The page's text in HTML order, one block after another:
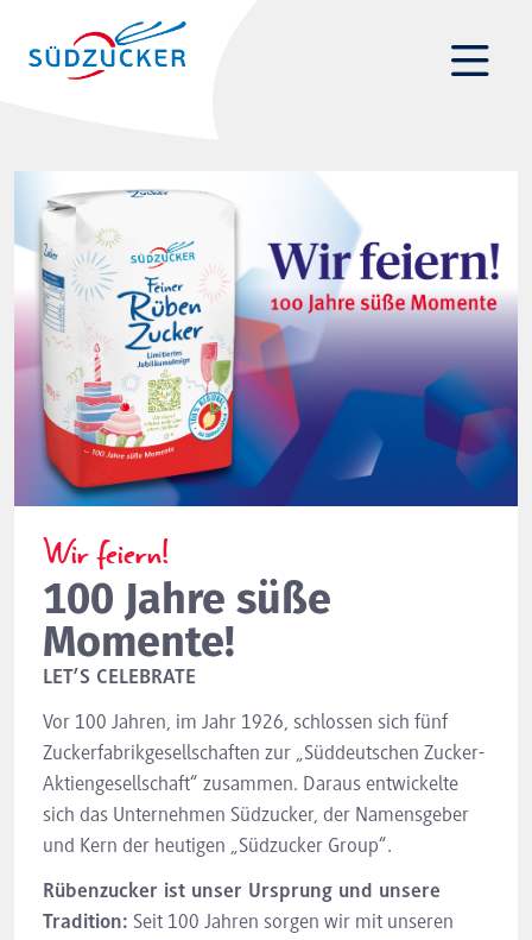
Wir feiern!
100 Jahre süße
Momente!
LET’S CELEBRATE
Vor 100 Jahren, im Jahr 1926, schlossen sich fünf
Zuckerfabrikgesellschaften zur „Süddeutschen Zucker-
Aktiengesellschaft“ zusammen. Daraus entwickelte
sich das Unternehmen Südzucker, der Namensgeber
und Kern der heutigen „Südzucker Group“.
Rübenzucker ist unser Ursprung und unsere
Tradition: Seit 100 Jahren sorgen wir mit unseren